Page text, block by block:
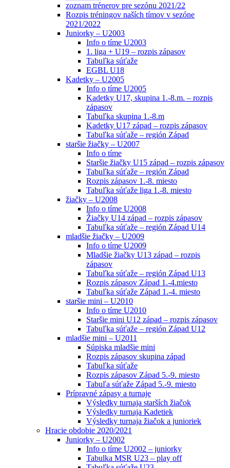
zoznam trénerov pre sezónu 2021/22
Rozpis tréningov naších tímov v sezóne
2021/2022
Juniorky – U2003
Info o tíme U2003
1. liga + U19 – rozpis zápasov
Tabuľka súťaže
EGBL U18
Kadetky – U2005
Info o tíme U2005
Kadetky U17, skupina 1.-8.m. – rozpis
zápasov
Tabuľka skupina 1.-8.m
Kadetky U17 západ – rozpis zápasov
Tabuľka súťaže – región Západ
staršie žiačky – U2007
Info o tíme
Staršie žiačky U15 západ – rozpis zápasov
Tabuľka súťaže – región Západ
Rozpis zápasov 1.-8. miesto
Tabuľka súťaže liga 1.-8. miesto
žiačky – U2008
Info o tíme U2008
Žiačky U14 západ – rozpis zápasov
Tabuľka súťaže – región Západ U14
mladšie žiačky – U2009
Info o tíme U2009
Mladšie žiačky U13 západ – rozpis
zápasov
Tabuľka súťaže – región Západ U13
Rozpis zápasov Západ 1.-4.miesto
Tabuľka súťaže Západ 1.-4. miesto
staršie mini – U2010
Info o tíme U2010
Staršie mini U12 západ – rozpis zápasov
Tabuľka súťaže – región Západ U12
mladšie mini – U2011
Súpiska mladšie mini
Rozpis zápasov skupina západ
Tabuľka súťaže
Rozpis zápasov Západ 5.-9. miesto
Tabuľa súťaže Západ 5.-9. miesto
Prípravné zápasy a turnaje
Výsledky turnaja starších žiačok
Výsledky turnaja Kadetiek
Výsledky turnaja žiačok a junioriek
Hracie obdobie 2020/2021
Juniorky – U2002
Info o tíme U2002 – juniorky
Tabulka MSR U23 – play off